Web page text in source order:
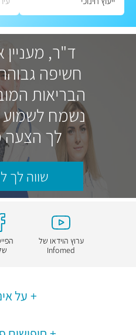
ד"ר,
חשיפה
הבריאות
נשמח לשמוע
לך
שווה לך
ערוץ הוידאו של
Infomed
על